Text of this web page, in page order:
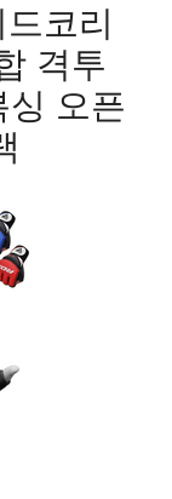
코리
격투
오픈